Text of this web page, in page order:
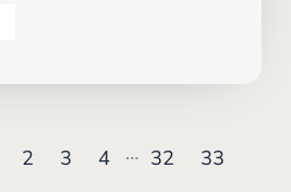
2 3 4 … 32
33